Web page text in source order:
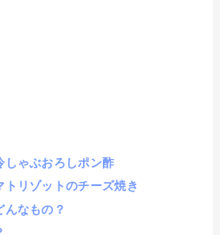
しゃぶおろしポン酢
トリゾットのチーズ焼き
んなもの？